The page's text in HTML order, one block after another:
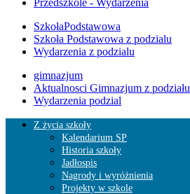
Przedszkole - Wydarzenia
SzkołaPodstawowa
Szkoła Podstawowa z podzialu
Wydarzenia z podzialu
gimnazjum
Aktualnosci Gimnazjum z podziału
Wydarzenia podzial
Z życia szkoły
Kalendarium SP
Historia szkoły
Jadłospis
Nagrody i wyróżnienia
Projekty w szkole